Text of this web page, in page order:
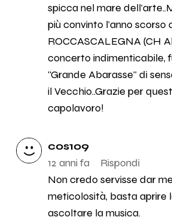
spicca nel mare
più convinto l'anno scorso
ROCCASCALEGNA (CH
concerto indimenticabile,
"Grande Abarasse" di
il Vecchio..Grazie per
capolavoro!
cos109
12 anni fa
Rispondi
Non credo servisse dar
meticolosità, basta aprire
ascoltare la musica.